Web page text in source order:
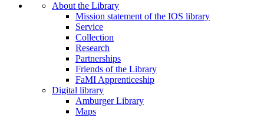
About the Library
Mission statement of the IOS library
Service
Collection
Research
Partnerships
Friends of the Library
FaMI Apprenticeship
Digital library
Amburger Library
Maps